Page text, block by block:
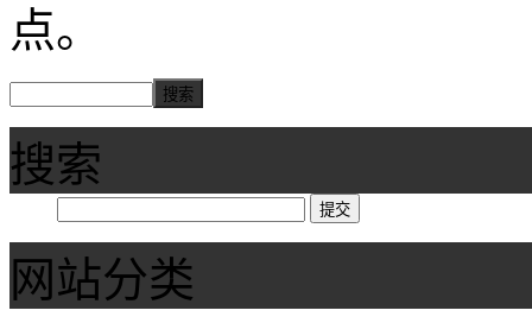
点。
搜索
网站分类